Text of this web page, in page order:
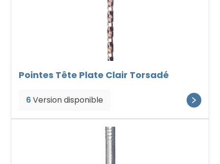
Pointes Tête Plate Clair Torsadé
6Version disponible